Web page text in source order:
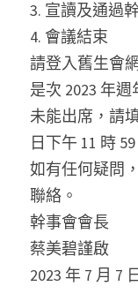
3. 宣讀及通過
4. 會議結束
請登入舊生會
是次 2023 年
未能出席，請
日下午 11 時
如有任何疑問
聯絡。
幹事會會長
蔡美碧謹啟
2023 年 7 月 7